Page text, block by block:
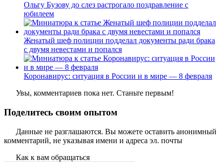
Ольгу Бузову до слез растрогало поздравление с
юбилеем
Женатый шеф полиции подделал документы ради брака
с двумя невестами и попался
Коронавирус: ситуация в России и в мире — 8 февраля
Увы, комментариев пока нет. Станьте первым!
Поделитесь своим опытом
Данные не разглашаются. Вы можете оставить анонимный
комментарий, не указывая имени и адреса эл. почты
Как к вам обращаться